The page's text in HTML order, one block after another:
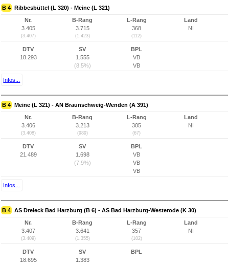
B 4 Ribbesbüttel (L 320) - Meine (L 321)
Nr.
3.405
(3.407)
B-Rang
3.715
(1.423)
L-Rang
368
(112)
Land
NI
DTV
18.293
SV
1.555
(8,5%)
BPL
VB
VB
Infos...
B 4 Meine (L 321) - AN Braunschweig-Wenden (A 391)
Nr.
3.406
(3.408)
B-Rang
3.213
(989)
L-Rang
305
(67)
Land
NI
DTV
21.489
SV
1.698
(7,9%)
BPL
VB
VB
VB
Infos...
B 4 AS Dreieck Bad Harzburg (B 6) - AS Bad Harzburg-Westerode (K 30)
Nr.
3.407
(3.409)
B-Rang
3.641
(1.355)
L-Rang
357
(102)
Land
NI
DTV
18.695
SV
1.383
BPL